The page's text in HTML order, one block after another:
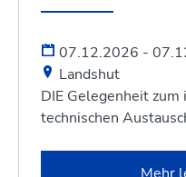
07.12.2026 -
Landshut
DIE Gelegenheit
technischen